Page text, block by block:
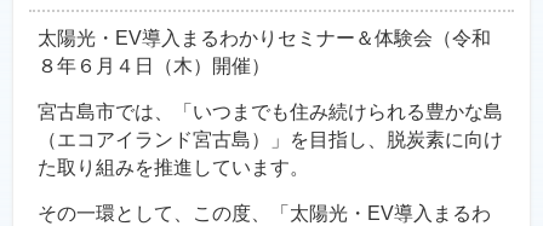
太陽光・EV導入まるわかりセミナー＆体験会（令和
８年６月４日（木）開催）
宮古島市では、「いつまでも住み続けられる豊かな島
（エコアイランド宮古島）」を目指し、脱炭素に向け
た取り組みを推進しています。
その一環として、この度、「太陽光・EV導入まるわ